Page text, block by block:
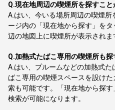
Q.現在地周辺の喫煙所を探すこと
A. はい、今いる場所周辺の喫煙
ージ内の「現在地から探す」を
辺の地図上に喫煙所が表示されま
Q.加熱式たばこ専用の喫煙所も
A. はい、プルームなどの加熱式
ばこ専用の喫煙スペースを設け
索も可能です。「現在地から探
検索が可能になります。